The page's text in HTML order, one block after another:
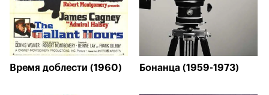
Время доблести (1960) Бонанца (1959-1973)